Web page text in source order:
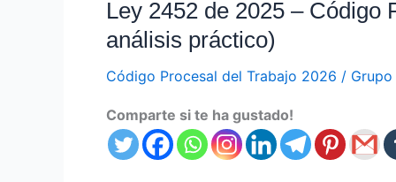
Ley 2452 de 2025 – Código
análisis práctico)
Código Procesal del Trabajo 2026 /
Comparte si te ha gustado!